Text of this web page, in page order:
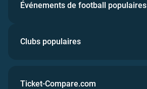
Événements de football populaires
Clubs populaires
Ticket-Compare.com